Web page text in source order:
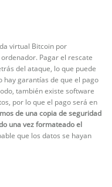
virtual Bitcoin por
Pagar el rescate
del ataque, lo que puede
garantías de que el pago
también existe software
por lo que el pago será en
de una copia de seguridad
una vez formateado el
que los datos se hayan